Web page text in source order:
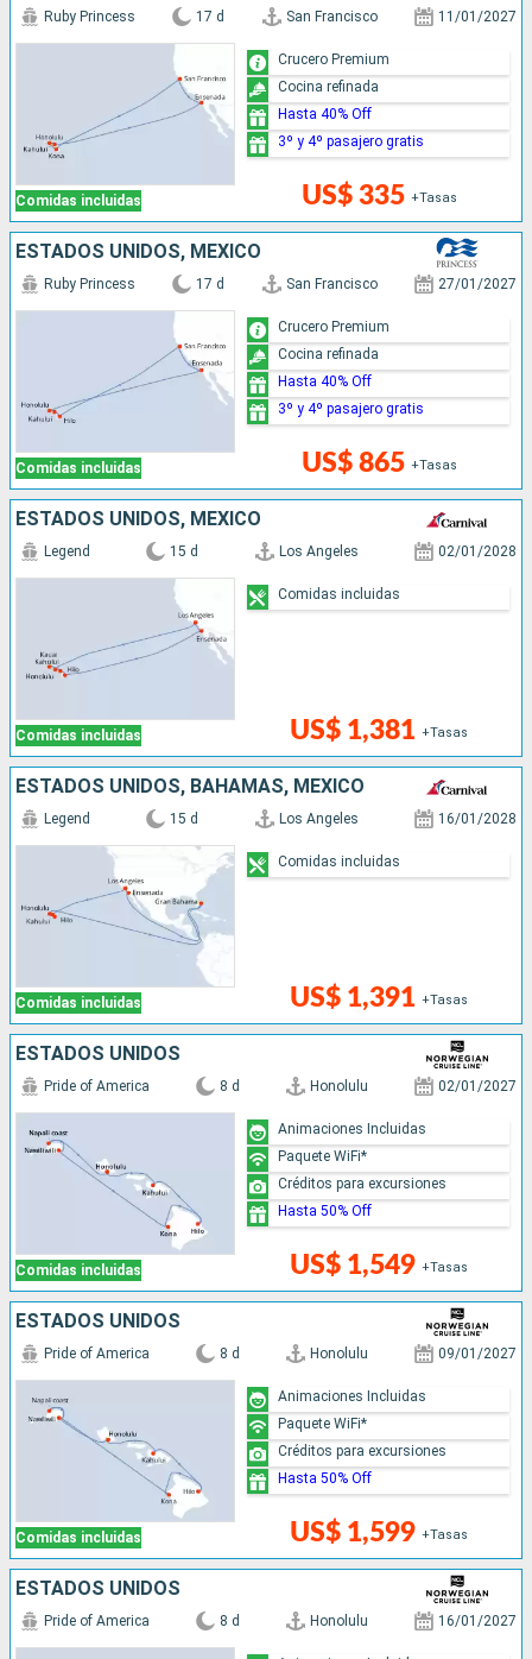
Comidas incluidas
Ruby Princess 17 d San Francisco 11/01/2027
US$ 335 +Tasas
Crucero Premium
Cocina refinada
Hasta 40% Off
3º y 4º pasajero gratis
ESTADOS UNIDOS, MÉXICO
Comidas incluidas
Ruby Princess 17 d San Francisco 27/01/2027
US$ 865 +Tasas
Crucero Premium
Cocina refinada
Hasta 40% Off
3º y 4º pasajero gratis
ESTADOS UNIDOS, MÉXICO
Comidas incluidas
Legend 15 d Los Angeles 02/01/2028
US$ 1,381 +Tasas
Comidas incluidas
ESTADOS UNIDOS, BAHAMAS, MÉXICO
Comidas incluidas
Legend 15 d Los Angeles 16/01/2028
US$ 1,391 +Tasas
Comidas incluidas
ESTADOS UNIDOS
Comidas incluidas
Pride of America 8 d Honolulu 02/01/2027
US$ 1,549 +Tasas
Animaciones Incluidas
Paquete WiFi*
Créditos para excursiones
Hasta 50% Off
ESTADOS UNIDOS
Comidas incluidas
Pride of America 8 d Honolulu 09/01/2027
US$ 1,599 +Tasas
Animaciones Incluidas
Paquete WiFi*
Créditos para excursiones
Hasta 50% Off
ESTADOS UNIDOS
Pride of America 8 d Honolulu 16/01/2027